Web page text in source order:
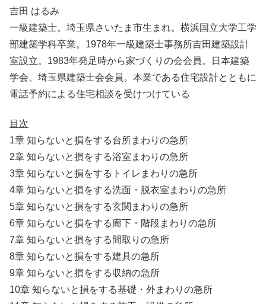
吉田 はるみ
一級建築士。埼玉県さいたま市生まれ。横浜国立大学工学
部建築学科卒業。1978年一級建築士事務所吉田建築設計
室設立。1983年発足時から家づくりの会会員。日本建築
学会、埼玉県建築士会会員。本業である住宅設計とともに
電話予約による住宅相談を受けつけている
目次
1章 知らないと損をする台所まわりの急所
2章 知らないと損をする浴室まわりの急所
3章 知らないと損をするトイレまわりの急所
4章 知らないと損をする洗面・脱衣室まわりの急所
5章 知らないと損をする玄関まわりの急所
6章 知らないと損をする廊下・階段まわりの急所
7章 知らないと損をする間取りの急所
8章 知らないと損をする建具の急所
9章 知らないと損をする収納の急所
10章 知らないと損をする基礎・外まわりの急所